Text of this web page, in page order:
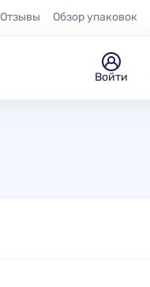
Отзывы Обзор упаковок
Войти